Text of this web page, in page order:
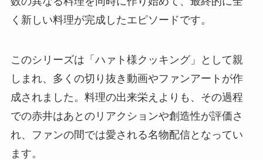
く新しい料理が完成したエピソードです。
このシリーズは「ハァト様クッキング」として親
しまれ、多くの切り抜き動画やファンアートが作
成されました。料理の出来栄えよりも、その過程
での赤井はあとのリアクションや創造性が評価さ
れ、ファンの間では愛される名物配信となってい
ます。